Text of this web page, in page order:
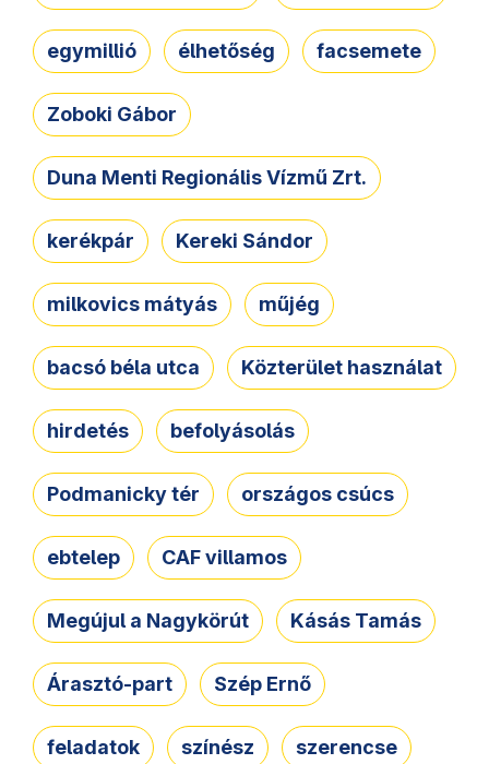
egymillió élhetőség facsemete
Zoboki Gábor
Duna Menti Regionális Vízmű Zrt.
kerékpár Kereki Sándor
milkovics mátyás műjég
bacsó béla utca Közterület használat
hirdetés befolyásolás
Podmanicky tér országos csúcs
ebtelep CAF villamos
Megújul a Nagykörút Kásás Tamás
Árasztó-part Szép Ernő
feladatok színész szerencse